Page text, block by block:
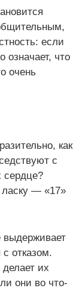
если
что
очень
как
с
сердце?
— «17»
выдерживает
отказом.
их
они во что-